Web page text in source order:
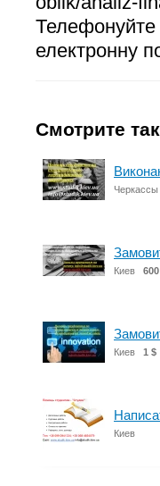
електронну
Смотрите
Черкассы
Киев
Киев 1 $
Киев